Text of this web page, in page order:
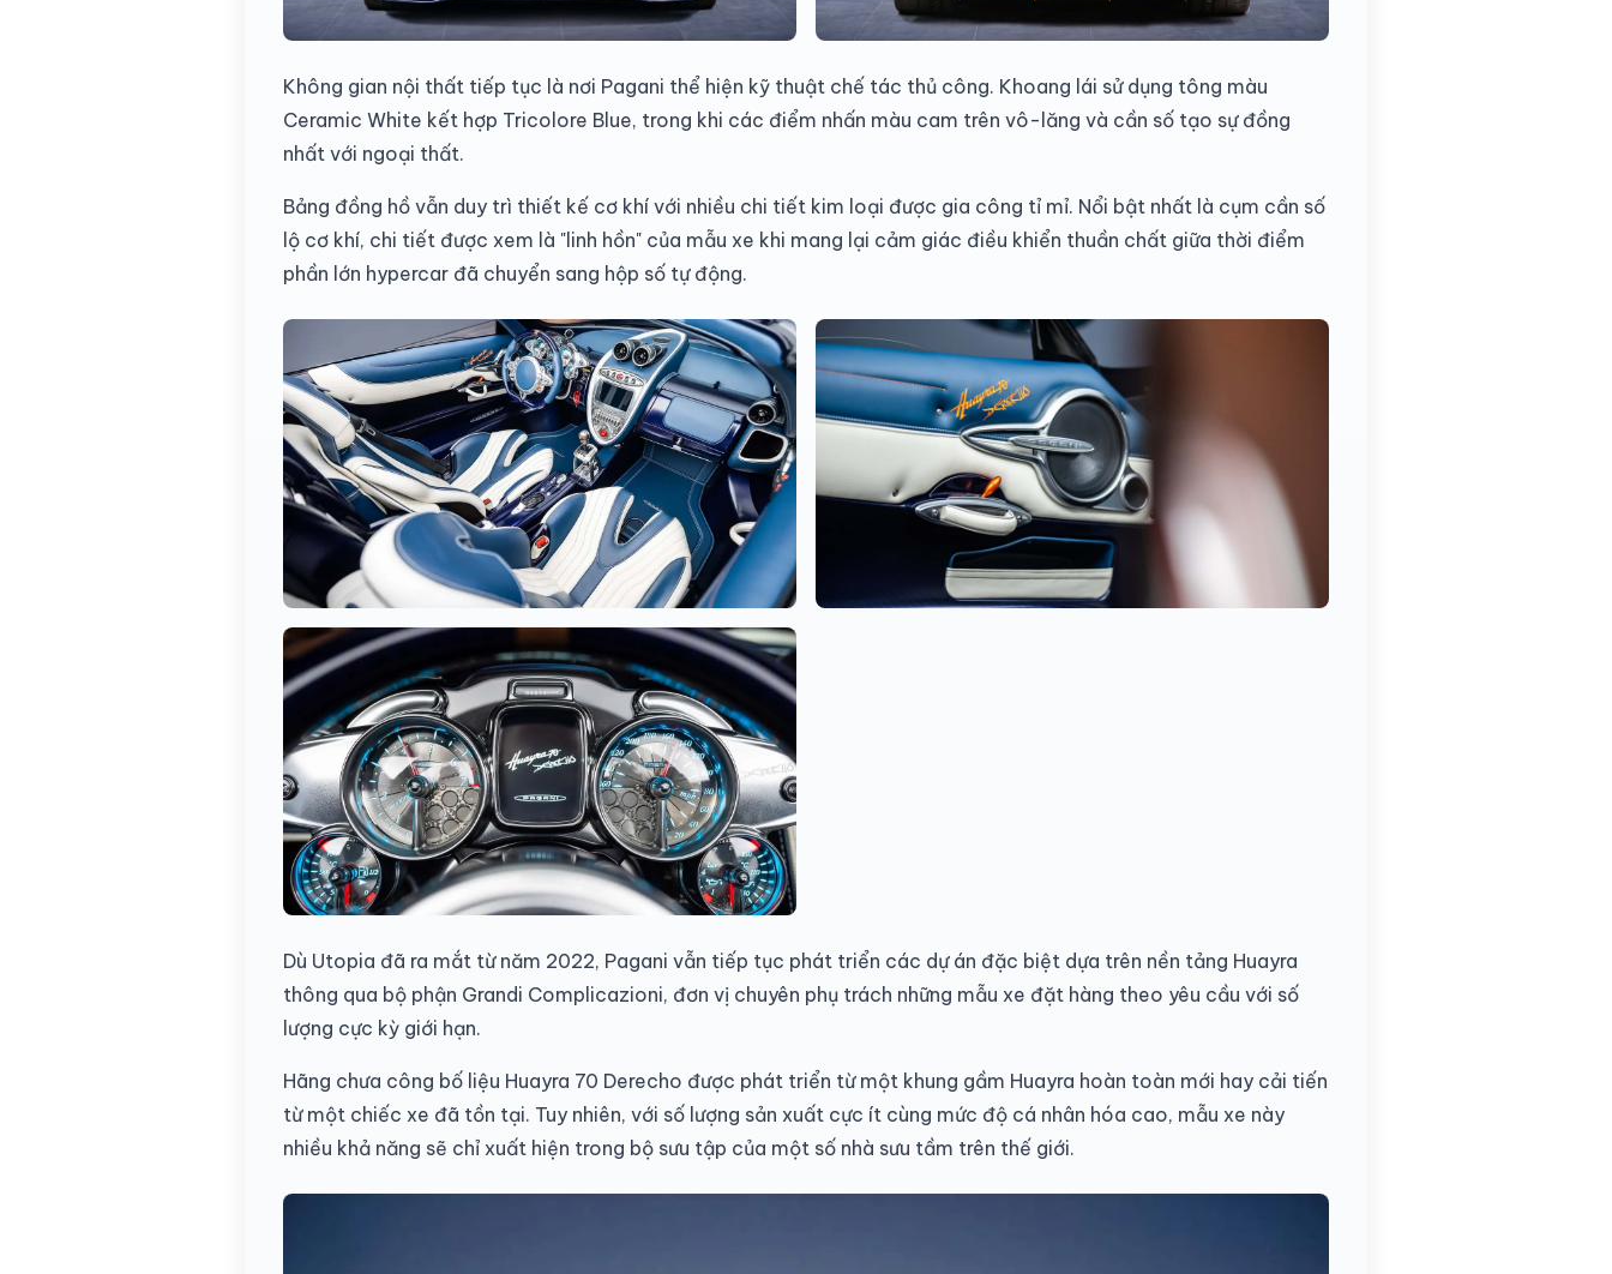
Không gian nội thất tiếp tục là nơi Pagani thể hiện kỹ thuật chế tác thủ công. Khoang lái sử dụng tông màu
Ceramic White kết hợp Tricolore Blue, trong khi các điểm nhấn màu cam trên vô-lăng và cần số tạo sự đồng
nhất với ngoại thất.
Bảng đồng hồ vẫn duy trì thiết kế cơ khí với nhiều chi tiết kim loại được gia công tỉ mỉ. Nổi bật nhất là cụm cần số
lộ cơ khí, chi tiết được xem là "linh hồn" của mẫu xe khi mang lại cảm giác điều khiển thuần chất giữa thời điểm
phần lớn hypercar đã chuyển sang hộp số tự động.
Dù Utopia đã ra mắt từ năm 2022, Pagani vẫn tiếp tục phát triển các dự án đặc biệt dựa trên nền tảng Huayra
thông qua bộ phận Grandi Complicazioni, đơn vị chuyên phụ trách những mẫu xe đặt hàng theo yêu cầu với số
lượng cực kỳ giới hạn.
Hãng chưa công bố liệu Huayra 70 Derecho được phát triển từ một khung gầm Huayra hoàn toàn mới hay cải tiến
từ một chiếc xe đã tồn tại. Tuy nhiên, với số lượng sản xuất cực ít cùng mức độ cá nhân hóa cao, mẫu xe này
nhiều khả năng sẽ chỉ xuất hiện trong bộ sưu tập của một số nhà sưu tầm trên thế giới.